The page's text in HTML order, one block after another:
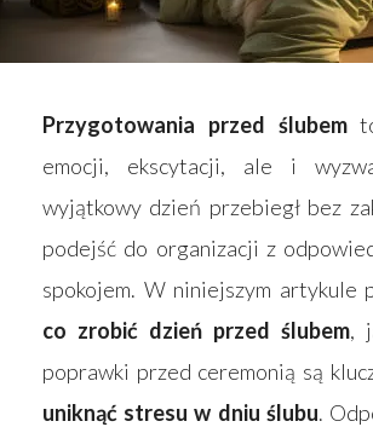
Przygotowania przed ślubemto
emocji, ekscytacji, ale i
wyjątkowy dzień przebiegł bez
podejść do organizacji z
spokojem. W niniejszym artykule
co zrobić dzień przed ślubem,
poprawki przed ceremonią są
uniknąć stresu w dniu ślubu.